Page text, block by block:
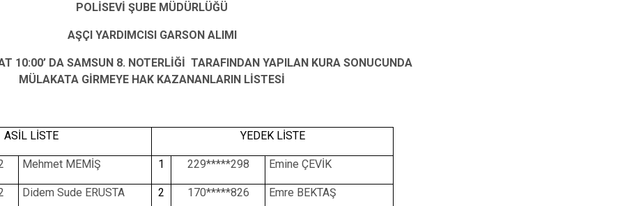
POLİSEVİ ŞUBE MÜDÜRLÜĞÜ
AŞÇI YARDIMCISI GARSON ALIMI
10:00’ DA SAMSUN 8. NOTERLİĞİ TARAFINDAN YAPILAN KURA SONUCUNDA
MÜLAKATA GİRMEYE HAK KAZANANLARIN LİSTESİ
ASİL LİSTE YEDEK LİSTE
Mehmet MEMİŞ 1 229*****298 Emine ÇEVİK
Didem Sude ERUSTA 2 170*****826 Emre BEKTAŞ